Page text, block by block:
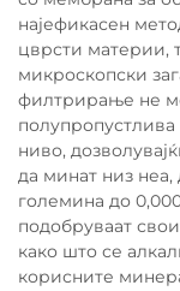
најефикасен
цврсти материи,
микроскопски
филтрирање не
ниво,
да минат низ неа,
големина до
подобруваат
како што се
корисните